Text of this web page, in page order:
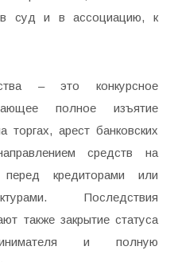
в суд и в ассоциацию, к
– это конкурсное
полное изъятие
арест банковских
средств на
перед кредиторами или
Последствия
также закрытие статуса
и полную